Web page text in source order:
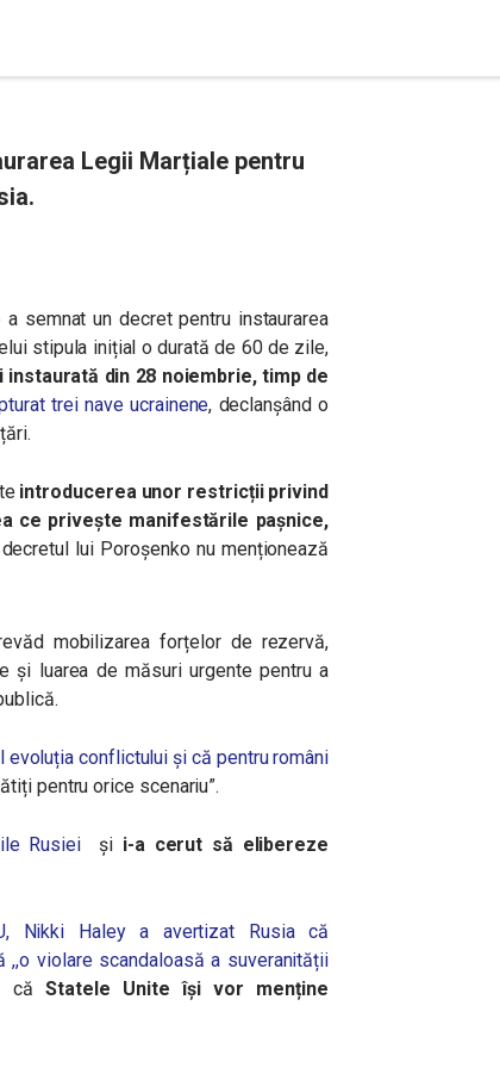
Legii Marțiale pentru
semnat un decret pentru instaurarea
stipula inițial o durată de 60 de zile,
din 28 noiembrie, timp de
trei nave ucrainene, declanșând o
introducerea unor restricții privind
ce privește manifestările pașnice,
lui Poroșenko nu menționează
mobilizarea forțelor de rezervă,
și luarea de măsuri urgente pentru a
evoluția conflictului și că pentru români
pentru orice scenariu”.
Rusieiși i-a cerut să elibereze
Nikki Haley a avertizat Rusia că
violare scandaloasă a suveranității
căStatele Unite își vor menține